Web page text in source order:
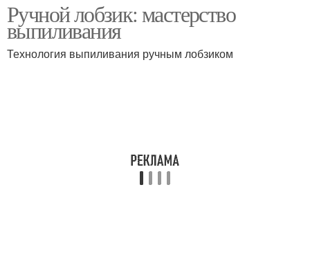
Ручной лобзик: мастерство
выпиливания
Технология выпиливания ручным лобзиком